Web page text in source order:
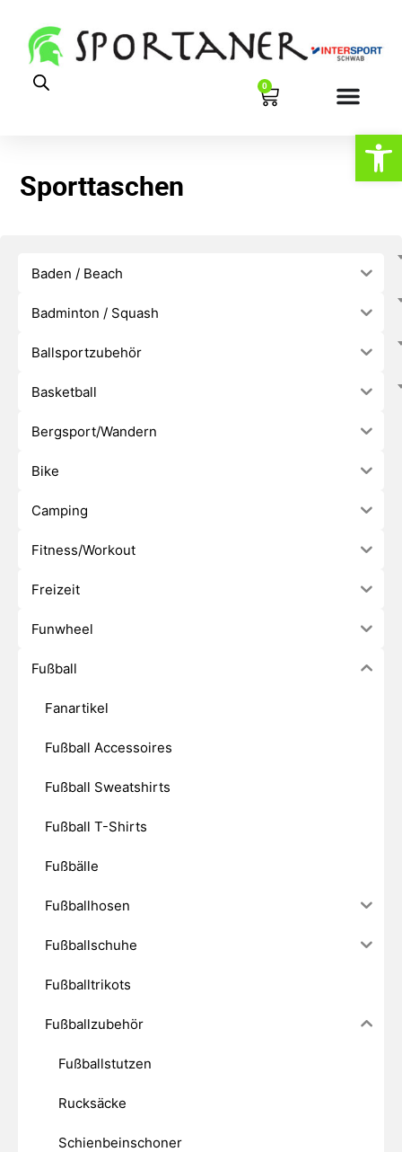
0
Sporttaschen
Baden / Beach
Badminton / Squash
Ballsportzubehör
Basketball
Bergsport/Wandern
Bike
Camping
Fitness/Workout
Freizeit
Funwheel
Fußball
Fanartikel
Fußball Accessoires
Fußball Sweatshirts
Fußball T-Shirts
Fußbälle
Fußballhosen
Fußballschuhe
Fußballtrikots
Fußballzubehör
Fußballstutzen
Rucksäcke
Schienbeinschoner